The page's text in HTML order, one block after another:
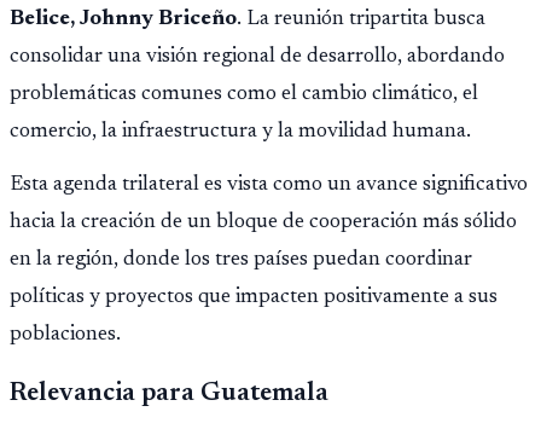
Belice, Johnny Briceño. La reunión tripartita busca
consolidar una visión regional de desarrollo, abordando
problemáticas comunes como el cambio climático, el
comercio, la infraestructura y la movilidad humana.
Esta agenda trilateral es vista como un avance significativo
hacia la creación de un bloque de cooperación más sólido
en la región, donde los tres países puedan coordinar
políticas y proyectos que impacten positivamente a sus
poblaciones.
Relevancia para Guatemala